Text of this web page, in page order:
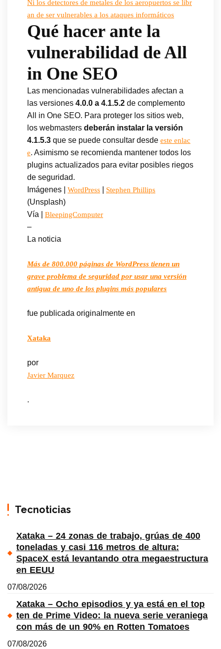
Ni los detectores de metales de los aeropuertos se libr
an de ser vulnerables a los ataques informáticos
Qué hacer ante la
vulnerabilidad de All
in One SEO
Las mencionadas vulnerabilidades afectan a
las versiones 4.0.0 a 4.1.5.2 de complemento
All in One SEO. Para proteger los sitios web,
los webmasters deberán instalar la versión
4.1.5.3 que se puede consultar desde este enlac
e. Asimismo se recomienda mantener todos los
plugins actualizados para evitar posibles riegos
de seguridad.
Imágenes | WordPress Stephen Phillips
(Unsplash)
Vía | BleepingComputer
–
La noticia
Más de 800.000 páginas de WordPress tienen un
grave problema de seguridad por usar una versión
antigua de uno de los plugins más populares
fue publicada originalmente en
Xataka
por
Javier Marquez
.
Tecnoticias
Xataka – 24 zonas de trabajo, grúas de 400
toneladas y casi 116 metros de altura:
SpaceX está levantando otra megaestructura
en EEUU
07/08/2026
Xataka – Ocho episodios y ya está en el top
ten de Prime Video: la nueva serie veraniega
con más de un 90% en Rotten Tomatoes
07/08/2026